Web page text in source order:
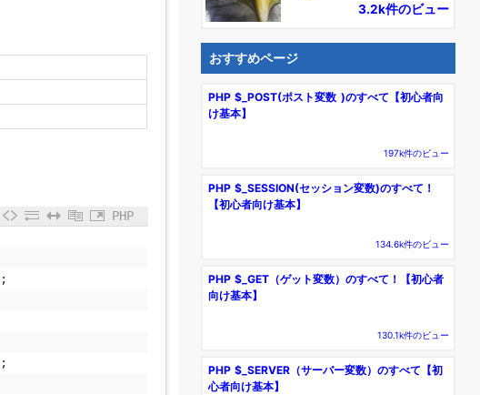
PHP
;
;
3.2k件のビュー
おすすめページ
PHP $_POST(ポスト変数 )のすべて【初心者向
け基本】
197k件のビュー
PHP $_SESSION(セッション変数)のすべて！
【初心者向け基本】
134.6k件のビュー
PHP $_GET（ゲット変数）のすべて！【初心者
向け基本】
130.1k件のビュー
PHP $_SERVER（サーバー変数）のすべて【初
心者向け基本】